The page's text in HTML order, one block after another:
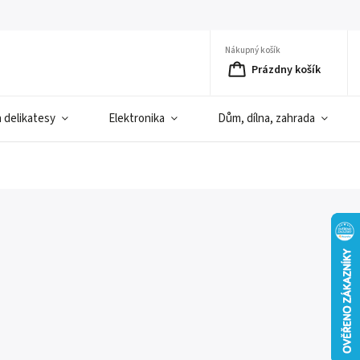
Nákupný košík
Prázdny košík
delikatesy Elektronika Dům, dílna, zahrada